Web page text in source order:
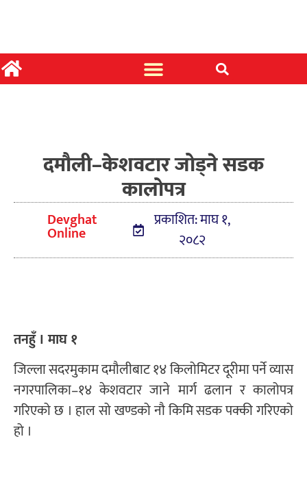
दमौली–केशवटार जोड्ने सडक
कालोपत्र
Devghat
Online
प्रकाशित: माघ १,
२०८२
तनहुँ । माघ १
जिल्ला सदरमुकाम दमौलीबाट १४ किलोमिटर दूरीमा पर्ने व्यास
नगरपालिका–१४ केशवटार जाने मार्ग ढलान र कालोपत्र
गरिएको छ । हाल सो खण्डको नौ किमि सडक पक्की गरिएको
हो ।